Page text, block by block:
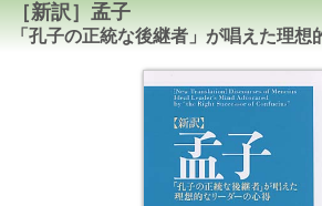
［新訳］孟子
「孔子の正統な後継者」が唱えた理